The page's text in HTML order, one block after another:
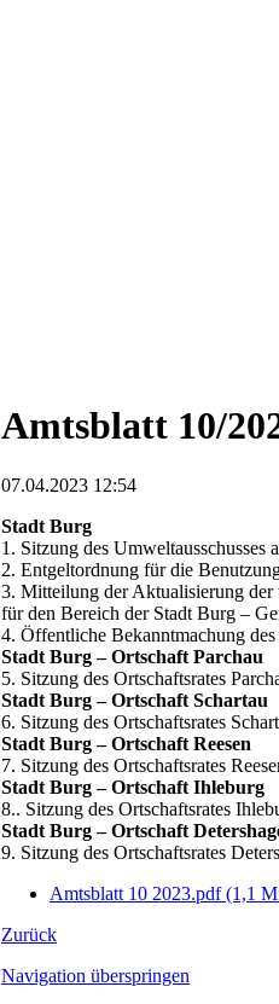
Amtsblatt 10/
07.04.2023 12:54
Stadt Burg
1. Sitzung des Umweltausschusses
2. Entgeltordnung für die
3. Mitteilung der Aktualisierung
für den Bereich der Stadt Burg –
4. Öffentliche Bekanntmachung
Stadt Burg – Ortschaft Parchau
5. Sitzung des Ortschaftsrates
Stadt Burg – Ortschaft Schartau
6. Sitzung des Ortschaftsrates
Stadt Burg – Ortschaft Reesen
7. Sitzung des Ortschaftsrates
Stadt Burg – Ortschaft Ihleburg
8.. Sitzung des Ortschaftsrates
Stadt Burg – Ortschaft
9. Sitzung des Ortschaftsrates
Amtsblatt 10 2023.pdf(1,1
Zurück
Navigation überspringen